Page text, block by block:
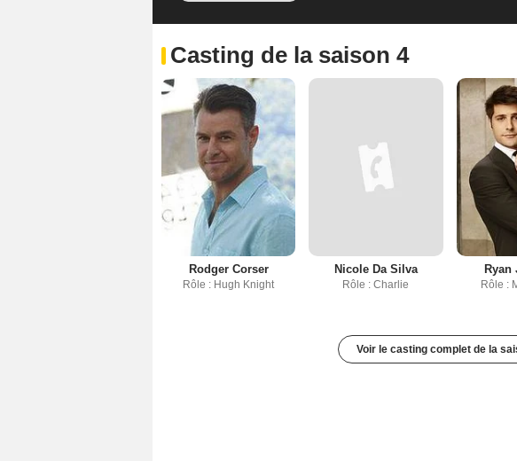
Casting de la saison 4
Rodger Corser
Rôle : Hugh Knight
Nicole Da Silva
Rôle : Charlie
Ryan
Rôle :
Voir le casting complet de la